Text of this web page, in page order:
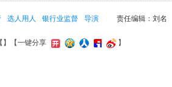
责任编辑：刘名
选人用人 银行业监督 导演
】 【一键分享 】